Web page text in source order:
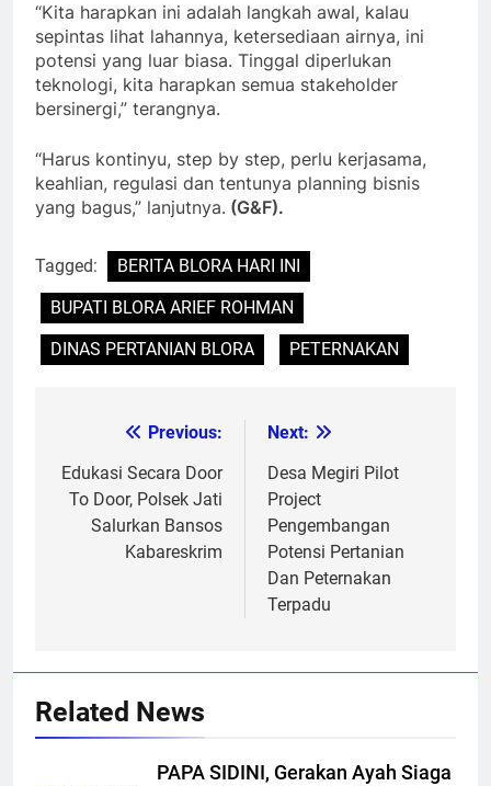
“Kita harapkan ini adalah langkah awal, kalau
sepintas lihat lahannya, ketersediaan airnya, ini
potensi yang luar biasa. Tinggal diperlukan
teknologi, kita harapkan semua stakeholder
bersinergi,” terangnya.
“Harus kontinyu, step by step, perlu kerjasama,
keahlian, regulasi dan tentunya planning bisnis
yang bagus,” lanjutnya. (G&F).
Tagged:
BERITA BLORA HARI INI
BUPATI BLORA ARIEF ROHMAN
DINAS PERTANIAN BLORA
PETERNAKAN
navigation
Previous:
Edukasi Secara Door
To Door, Polsek Jati
Salurkan Bansos
Kabareskrim
Next:
Desa Megiri Pilot
Project
Pengembangan
Potensi Pertanian
Dan Peternakan
Terpadu
Related News
PAPA SIDINI, Gerakan Ayah Siaga